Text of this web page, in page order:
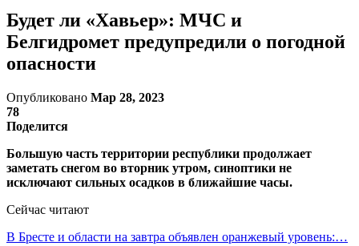
Будет ли «Хавьер»: МЧС и
Белгидромет предупредили о погодной
опасности
Опубликовано Мар 28, 2023
78
Поделится
Большую часть территории республики продолжает
заметать снегом во вторник утром, синоптики не
исключают сильных осадков в ближайшие часы.
Сейчас читают
В Бресте и области на завтра объявлен оранжевый уровень:…